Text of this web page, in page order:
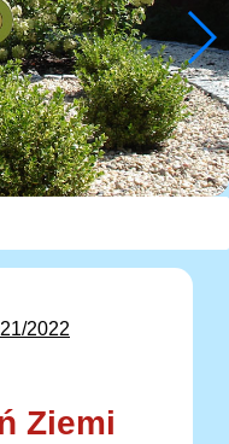
2022
Ziemi